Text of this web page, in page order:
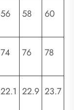
56 58 60
74 76 78
22.1 22.9 23.7